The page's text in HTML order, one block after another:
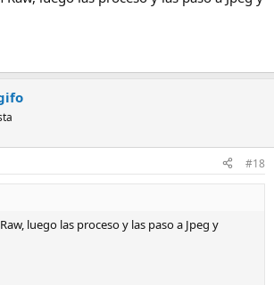
#18
luego las proceso y las paso a Jpeg y